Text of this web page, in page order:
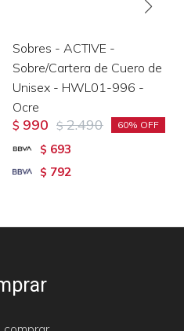
Sobres - ACTIVE -
Sobre/Cartera de Cuero de
Unisex - HWL01-996 -
Ocre
$ 990 $ 2.490 60
$ 693
$ 792